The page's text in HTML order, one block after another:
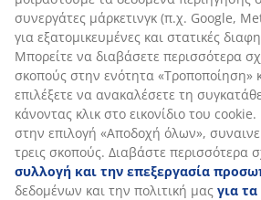
Αξιολογήσεις
(9 )
Αποστολή
συνεργάτες μάρκετινγκ (π.χ. Google,
για εξατομικευμένες και στατικές
Μπορείτε να διαβάσετε περισσότερα
σκοπούς στην ενότητα «Τροποποίηση»
επιλέξετε να ανακαλέσετε τη
κάνοντας κλικ στο εικονίδιο του
στην επιλογή «Αποδοχή όλων»,
τρεις σκοπούς. Διαβάστε περισσότερα
συλλογή και την επεξεργασία
δεδομένων και την πολιτική μας για